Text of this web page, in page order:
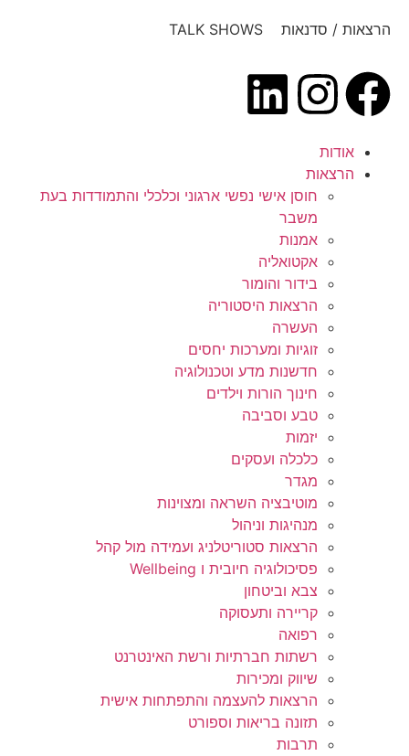
הרצאות / סדנאות TALK SHOWS
אודות
הרצאות
חוסן אישי נפשי ארגוני וכלכלי והתמודדות בעת
משבר
אמנות
אקטואליה
בידור והומור
הרצאות היסטוריה
העשרה
זוגיות ומערכות יחסים
חדשנות מדע וטכנולוגיה
חינוך הורות וילדים
טבע וסביבה
יזמות
כלכלה ועסקים
מגדר
מוטיבציה השראה ומצוינות
מנהיגות וניהול
הרצאות סטוריטלניג ועמידה מול קהל
פסיכולוגיה חיובית ו Wellbeing
צבא וביטחון
קריירה ותעסוקה
רפואה
רשתות חברתיות ורשת האינטרנט
שיווק ומכירות
הרצאות להעצמה והתפתחות אישית
תזונה בריאות וספורט
תרבות